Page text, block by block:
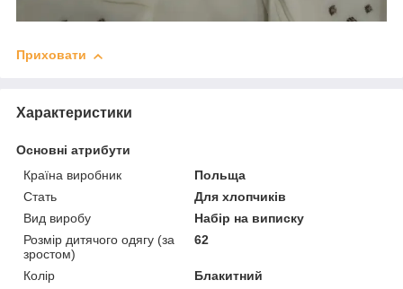
Приховати
Характеристики
Основні атрибути
Країна виробник
Польща
Стать
Для хлопчиків
Вид виробу
Набір на виписку
Розмір дитячого одягу (за
зростом)
62
Колір
Блакитний